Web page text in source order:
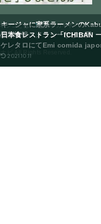
キージャに家系ラーメンの
新情報・メニューなどお届
ケレタロにてEmi comida
2021.10.11
本食レストラン「ICHIBAN
シコとは
留学ガイド
お問い合わせ
ビAll Rights Reserved.